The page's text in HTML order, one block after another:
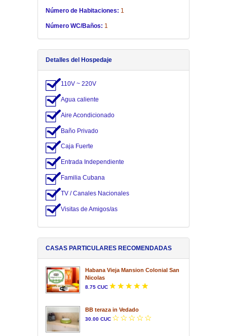
Número de Habitaciones: 1
Número WC/Baños: 1
Detalles del Hospedaje
110V ~ 220V
Agua caliente
Aire Acondicionado
Baño Privado
Caja Fuerte
Entrada Independiente
Familia Cubana
TV / Canales Nacionales
Visitas de Amigos/as
CASAS PARTICULARES RECOMENDADAS
Habana Vieja Mansion Colonial San
Nicolas
8.75 CUC
BB teraza in Vedado
30.00 CUC